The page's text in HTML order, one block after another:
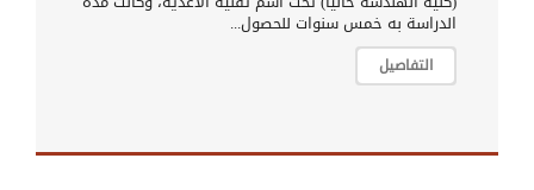
الدراسة به خمس سنوات للحصول...
التفاصيل